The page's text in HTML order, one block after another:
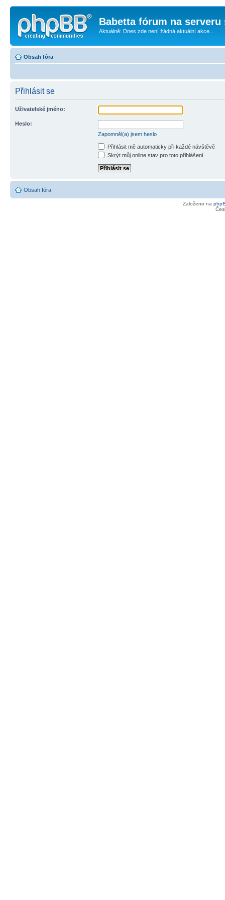
Babetta fórum na serveru
Aktuálně: Dnes zde není žádná aktuální akce...
Obsah fóra
Přihlásit se
Uživatelské jméno:
Heslo:
Zapomněl(a) jsem heslo
Přihlásit mě automaticky při každé návštěvě
Skrýt můj online stav pro toto přihlášení
Obsah fóra
Založeno na